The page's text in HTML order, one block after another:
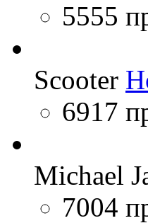
5555
Scooter
6917
Michael
7004